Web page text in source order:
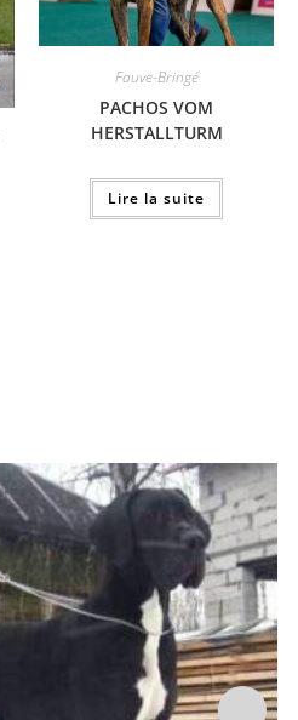
Fauve-Bringé
PACHOS VOM
HERSTALLTURM
Lire la suite